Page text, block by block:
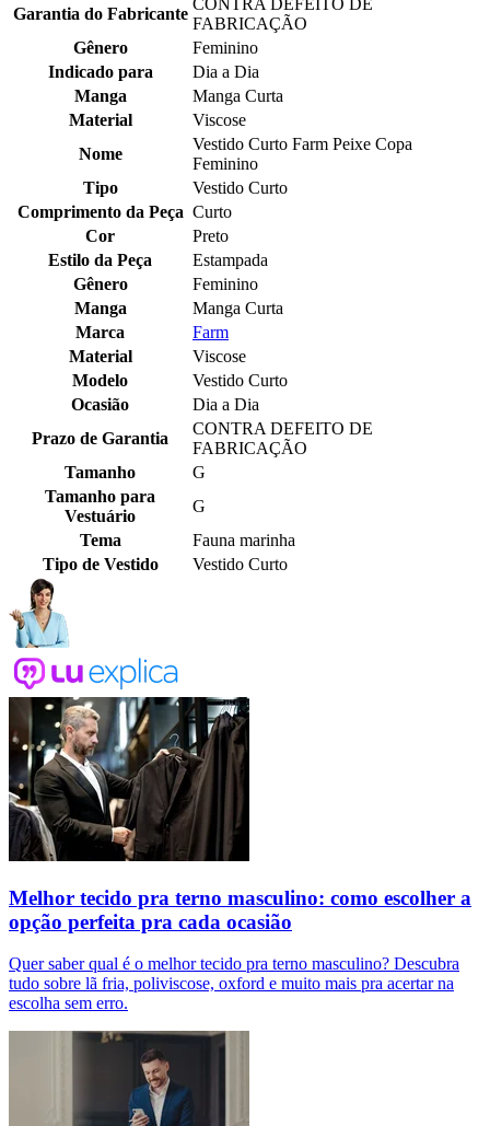
Garantia do Fabricante
CONTRA DEFEITO DE
FABRICAÇÃO
Gênero
Feminino
Indicado para
Dia a Dia
Manga
Manga Curta
Material
Viscose
Nome
Vestido Curto Farm Peixe Copa
Feminino
Tipo
Vestido Curto
Comprimento da Peça Curto
Cor
Preto
Estilo da Peça
Estampada
Gênero
Feminino
Manga
Manga Curta
Marca
Farm
Material
Viscose
Modelo
Vestido Curto
Ocasião
Dia a Dia
Prazo de Garantia
CONTRA DEFEITO DE
FABRICAÇÃO
Tamanho
G
Tamanho para
Vestuário
G
Tema
Fauna marinha
Tipo de Vestido
Vestido Curto
Melhor tecido pra terno masculino: como escolher a
opção perfeita pra cada ocasião
Quer saber qual é o melhor tecido pra terno masculino? Descubra
tudo sobre lã fria, poliviscose, oxford e muito mais pra acertar na
escolha sem erro.